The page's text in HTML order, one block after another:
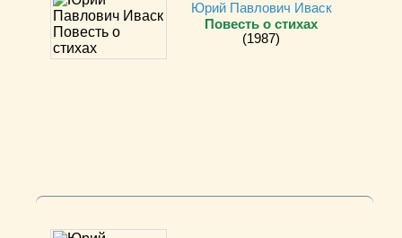
Юрий Павлович Иваск
Повесть о стихах
(1987)